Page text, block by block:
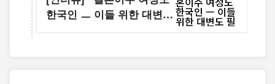
한국인 ㅡ 이들 위한 대변도